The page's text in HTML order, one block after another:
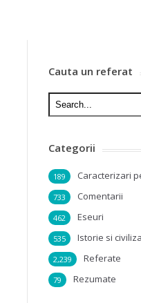
Cauta un referat
Categorii
Caracterizari
189
Comentarii
733
Eseuri
462
Istorie si
535
Referate
2,239
Rezumate
79